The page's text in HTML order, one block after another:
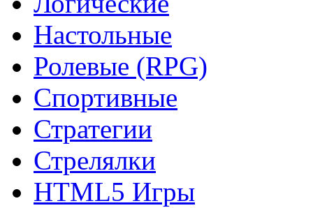
Настольные
Ролевые (RPG)
Спортивные
Стратегии
Стрелялки
HTML5 Игры